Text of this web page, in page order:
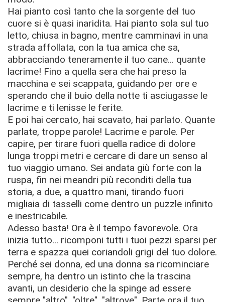
Hai pianto così tanto che la sorgente del tuo
cuore si è quasi inaridita. Hai pianto sola sul tuo
letto, chiusa in bagno, mentre camminavi in una
strada affollata, con la tua amica che sa,
abbracciando teneramente il tuo cane... quante
lacrime! Fino a quella sera che hai preso la
macchina e sei scappata, guidando per ore e
sperando che il buio della notte ti asciugasse le
lacrime e ti lenisse le ferite.
E poi hai cercato, hai scavato, hai parlato. Quante
parlate, troppe parole! Lacrime e parole. Per
capire, per tirare fuori quella radice di dolore
lunga troppi metri e cercare di dare un senso al
tuo viaggio umano. Sei andata giù forte con la
ruspa, fin nei meandri più reconditi della tua
storia, a due, a quattro mani, tirando fuori
migliaia di tasselli come dentro un puzzle infinito
e inestricabile.
Adesso basta! Ora è il tempo favorevole. Ora
inizia tutto... ricomponi tutti i tuoi pezzi sparsi per
terra e spazza quei coriandoli grigi del tuo dolore.
Perché sei donna, ed una donna sa ricominciare
sempre, ha dentro un istinto che la trascina
avanti, un desiderio che la spinge ad essere